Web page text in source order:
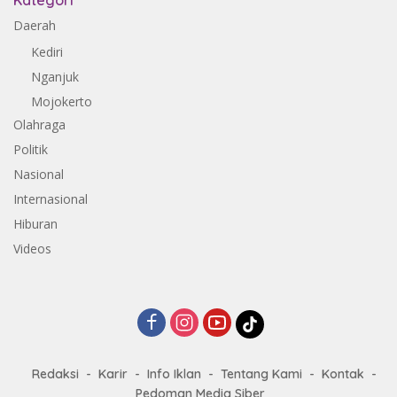
Daerah
Kediri
Nganjuk
Mojokerto
Olahraga
Politik
Nasional
Internasional
Hiburan
Videos
Redaksi Karir Info Iklan Tentang Kami
Kontak